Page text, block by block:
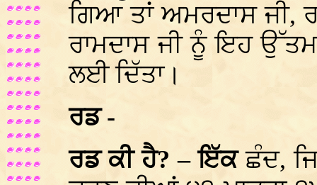
ਗਿਆ ਤਾਂ ਅਮਰਦਾਸ ਜੀ,
ਰਾਮਦਾਸ ਜੀ ਨੂੰ ਇਹ
ਲਈ ਦਿੱਤਾ।
ਰਡ -
ਰਡ ਕੀ ਹੈ? – ਇੱਕਛੰਦ,